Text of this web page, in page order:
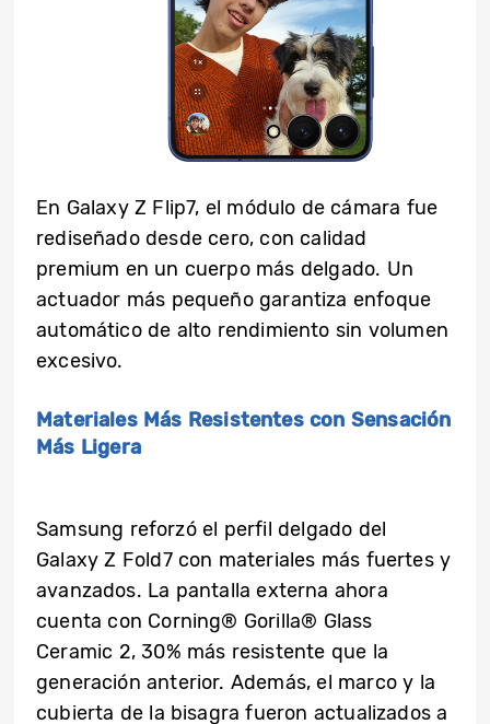
En Galaxy Z Flip7, el módulo de cámara fue
rediseñado desde cero, con calidad
premium en un cuerpo más delgado. Un
actuador más pequeño garantiza enfoque
automático de alto rendimiento sin volumen
excesivo.
Materiales Más Resistentes con Sensación
Más Ligera
Samsung reforzó el perfil delgado del
Galaxy Z Fold7 con materiales más fuertes y
avanzados. La pantalla externa ahora
cuenta con Corning® Gorilla® Glass
Ceramic 2, 30% más resistente que la
generación anterior. Además, el marco y la
cubierta de la bisagra fueron actualizados a